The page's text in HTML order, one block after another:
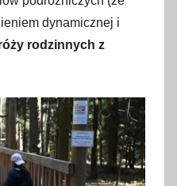
dynamicznej i
rodzinnych z